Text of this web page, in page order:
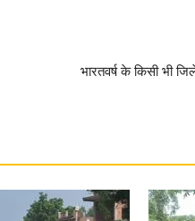
भारतवर्ष के किसी भी